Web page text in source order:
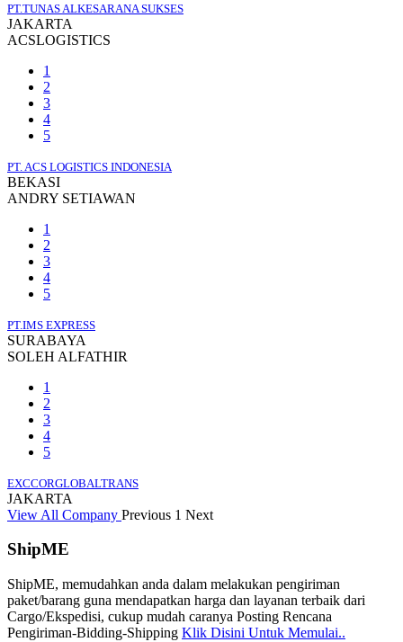
PT.TUNAS ALKESARANA SUKSES
JAKARTA
ACSLOGISTICS
1
2
3
4
5
PT. ACS LOGISTICS INDONESIA
BEKASI
ANDRY SETIAWAN
1
2
3
4
5
PT.IMS EXPRESS
SURABAYA
SOLEH ALFATHIR
1
2
3
4
5
EXCCORGLOBALTRANS
JAKARTA
View All Company Previous 1 Next
ShipME
ShipME, memudahkan anda dalam melakukan pengiriman
paket/barang guna mendapatkan harga dan layanan terbaik dari
Cargo/Ekspedisi, cukup mudah caranya Posting Rencana
Pengiriman-Bidding-Shipping Klik Disini Untuk Memulai..